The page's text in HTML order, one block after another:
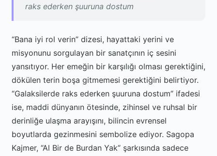
raks ederken şuuruna dostum
“Bana iyi rol verin” dizesi, hayattaki yerini ve
misyonunu sorgulayan bir sanatçının iç sesini
yansıtıyor. Her emeğin bir karşılığı olması gerektiğini,
dökülen terin boşa gitmemesi gerektiğini belirtiyor.
“Galaksilerde raks ederken şuuruna dostum” ifadesi
ise, maddi dünyanın ötesinde, zihinsel ve ruhsal bir
derinliğe ulaşma arayışını, bilincin evrensel
boyutlarda gezinmesini sembolize ediyor. Sagopa
Kajmer, “Al Bir de Burdan Yak” şarkısında sadece